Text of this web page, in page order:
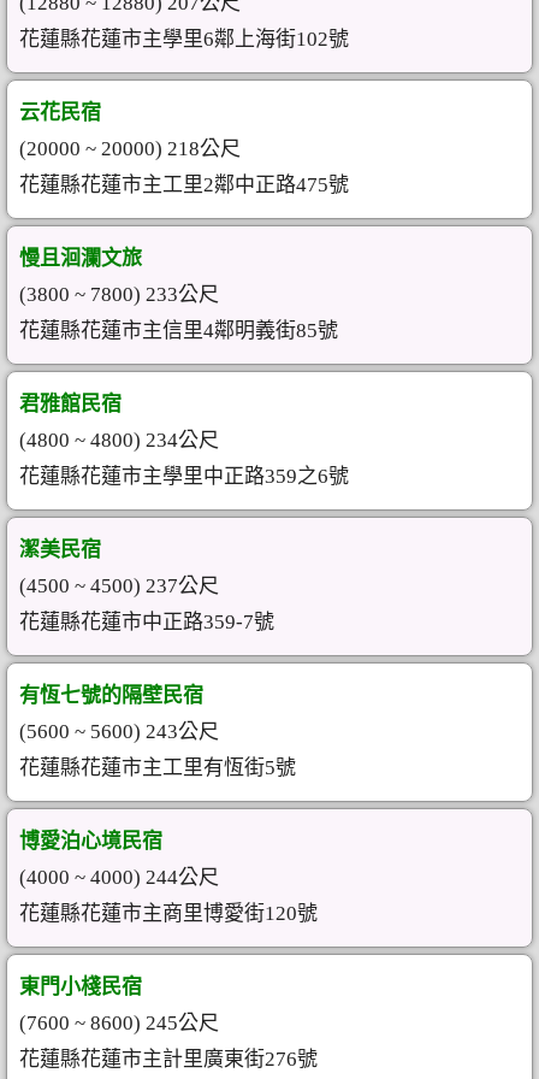
花蓮縣花蓮市主學里6鄰上海街102號
云花民宿
(20000 ~ 20000) 218公尺
花蓮縣花蓮市主工里2鄰中正路475號
慢且洄瀾文旅
(3800 ~ 7800) 233公尺
花蓮縣花蓮市主信里4鄰明義街85號
君雅館民宿
(4800 ~ 4800) 234公尺
花蓮縣花蓮市主學里中正路359之6號
潔美民宿
(4500 ~ 4500) 237公尺
花蓮縣花蓮市中正路359-7號
有恆七號的隔壁民宿
(5600 ~ 5600) 243公尺
花蓮縣花蓮市主工里有恆街5號
博愛泊心境民宿
(4000 ~ 4000) 244公尺
花蓮縣花蓮市主商里博愛街120號
東門小棧民宿
(7600 ~ 8600) 245公尺
花蓮縣花蓮市主計里廣東街276號